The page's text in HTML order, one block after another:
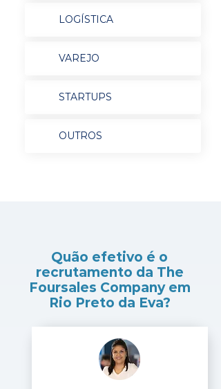
LOGÍSTICA
VAREJO
STARTUPS
OUTROS
Quão efetivo é o
recrutamento da The
Foursales Company em
Rio Preto da Eva?